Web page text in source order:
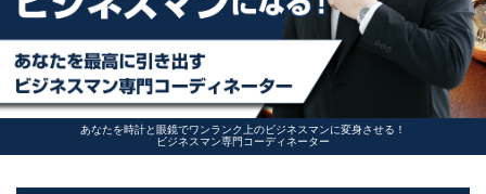
あなたを時計と眼鏡でワンランク上のビジネスマンに変身させる！
ビジネスマン専門コーディネーター